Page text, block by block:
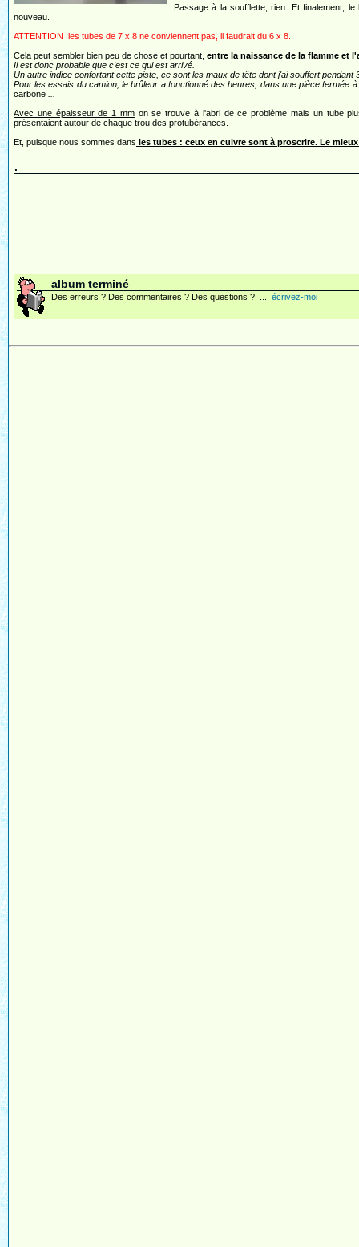
Passage à la soufflette, rien. Et finalement,
nouveau.
ATTENTION :les tubes de 7 x 8 ne conviennent pas, il faudrait du 6 x 8.
Cela peut sembler bien peu de chose et pourtant, entre la naissance de la flamme et
Il est donc probable que c'est ce qui est arrivé.
Un autre indice confortant cette piste, ce sont les maux de tête dont j'ai souffert pendant
Pour les essais du camion, le brûleur a fonctionné des heures, dans une pièce
carbone
Avec une épaisseur de 1 mmon se trouve à l'abri de ce problème mais un tube
présentaient autour de chaque trou des protubérances.
Et, puisque nous sommes dans les tubes : ceux en cuivre sont à proscrire. Le
.
album terminé
Des erreurs ? Des commentaires ? Des questions ? ... écrivez-moi